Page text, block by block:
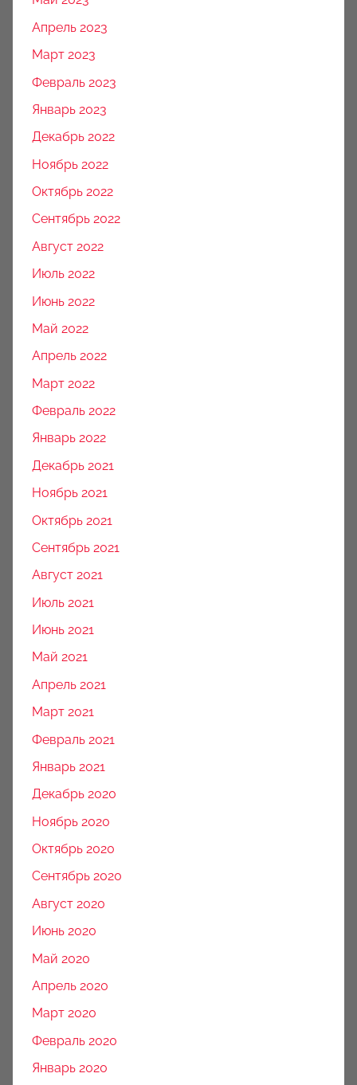
Апрель 2023
Март 2023
Февраль 2023
Январь 2023
Декабрь 2022
Ноябрь 2022
Октябрь 2022
Сентябрь 2022
Август 2022
Июль 2022
Июнь 2022
Май 2022
Апрель 2022
Март 2022
Февраль 2022
Январь 2022
Декабрь 2021
Ноябрь 2021
Октябрь 2021
Сентябрь 2021
Август 2021
Июль 2021
Июнь 2021
Май 2021
Апрель 2021
Март 2021
Февраль 2021
Январь 2021
Декабрь 2020
Ноябрь 2020
Октябрь 2020
Сентябрь 2020
Август 2020
Июнь 2020
Май 2020
Апрель 2020
Март 2020
Февраль 2020
Январь 2020